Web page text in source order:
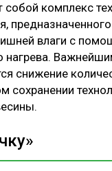
собой комплекс
влаги с
нагрева.
снижение
сохранении